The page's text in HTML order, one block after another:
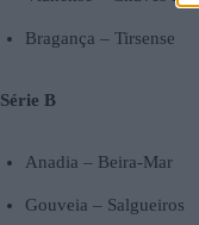
Bragança – Tirsense
Série B
Anadia – Beira-Mar
Gouveia – Salgueiros